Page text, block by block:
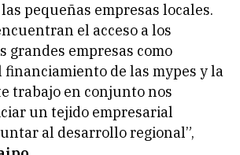
pequeñas empresas locales.
el acceso a los
grandes empresas como
financiamiento de las mypes y la
trabajo en conjunto nos
un tejido empresarial
al desarrollo regional”,